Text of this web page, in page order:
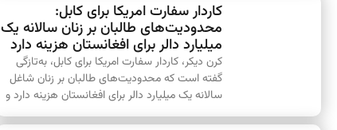
کاردار سفارت امریکا برای کابل:
محدودیت‌های طالبان بر زنان سالانه یک
میلیارد دالر برای افغانستان هزینه دارد
کرن دیکر، کاردار سفارت امریکا برای کابل، به‌تازگی
گفته است که محدودیت‌های طالبان بر زنان شاغل
سالانه یک میلیارد دالر برای افغانستان هزینه دارد و